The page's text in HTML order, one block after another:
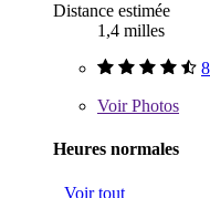
Distance estimée
1,4 milles
VoirPhotos
Heures normales
Voir tout